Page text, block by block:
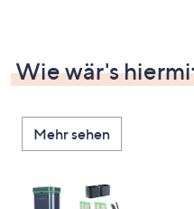
Wie wär's
Mehr sehen